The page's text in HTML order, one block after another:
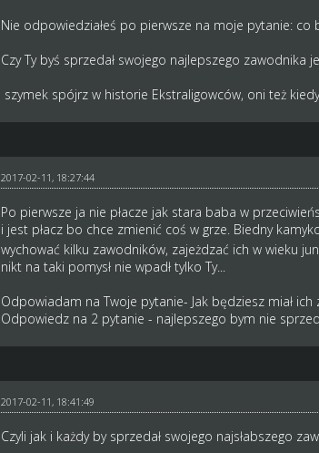
Nie odpowiedziałeś po pierwsze na moje pytanie: co
Czy Ty byś sprzedał swojego najlepszego zawodnika
szymek spójrz w historie Ekstraligowców, oni też
2017-02-11, 18:27:44
Po pierwsze ja nie płacze jak stara baba w
i jest płacz bo chce zmienić coś w grze. Biedny
wychować kilku zawodników, zajeżdzać ich w wieku
nikt na taki pomysł nie wpadł tylko Ty...
Odpowiadam na Twoje pytanie- Jak będziesz miał
Odpowiedz na 2 pytanie - najlepszego bym nie
2017-02-11, 18:41:49
Czyli jak i każdy by sprzedał swojego najsłabszego